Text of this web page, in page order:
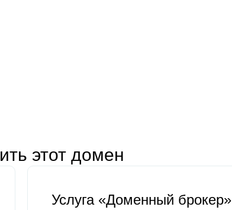
этот домен
Услуга «Доменный брокер»